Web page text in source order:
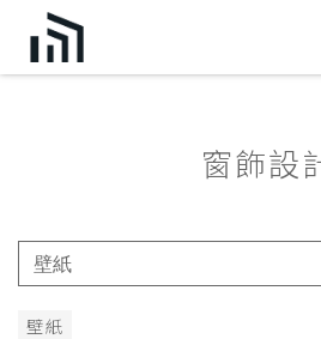
窗飾設
壁紙
壁紙